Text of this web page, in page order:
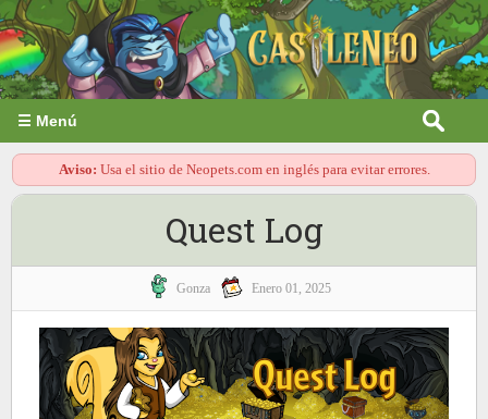
☰ Menú
Aviso: Usa el sitio de Neopets.com en inglés para evitar errores.
Quest Log
Gonza Enero 01, 2025